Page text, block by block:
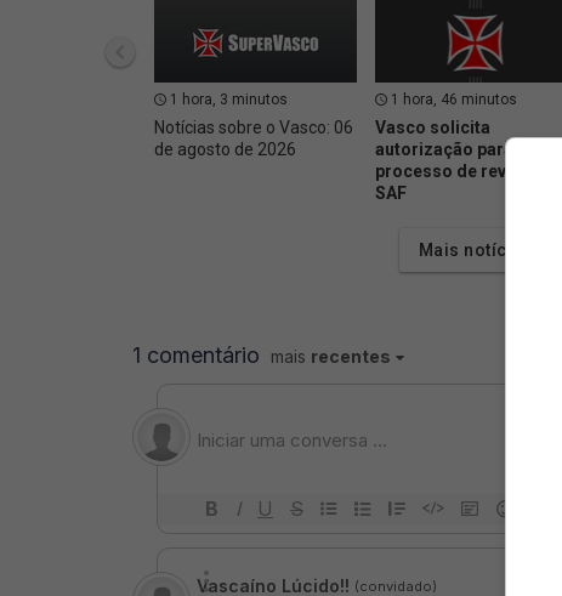
1 hora, 3 minutos
Notícias sobre o Vasco: 06
de agosto de 2026
1 hora, 46 minutos
Vasco solicita
autorização para iniciar
processo de revenda da
SAF
Mais notícias